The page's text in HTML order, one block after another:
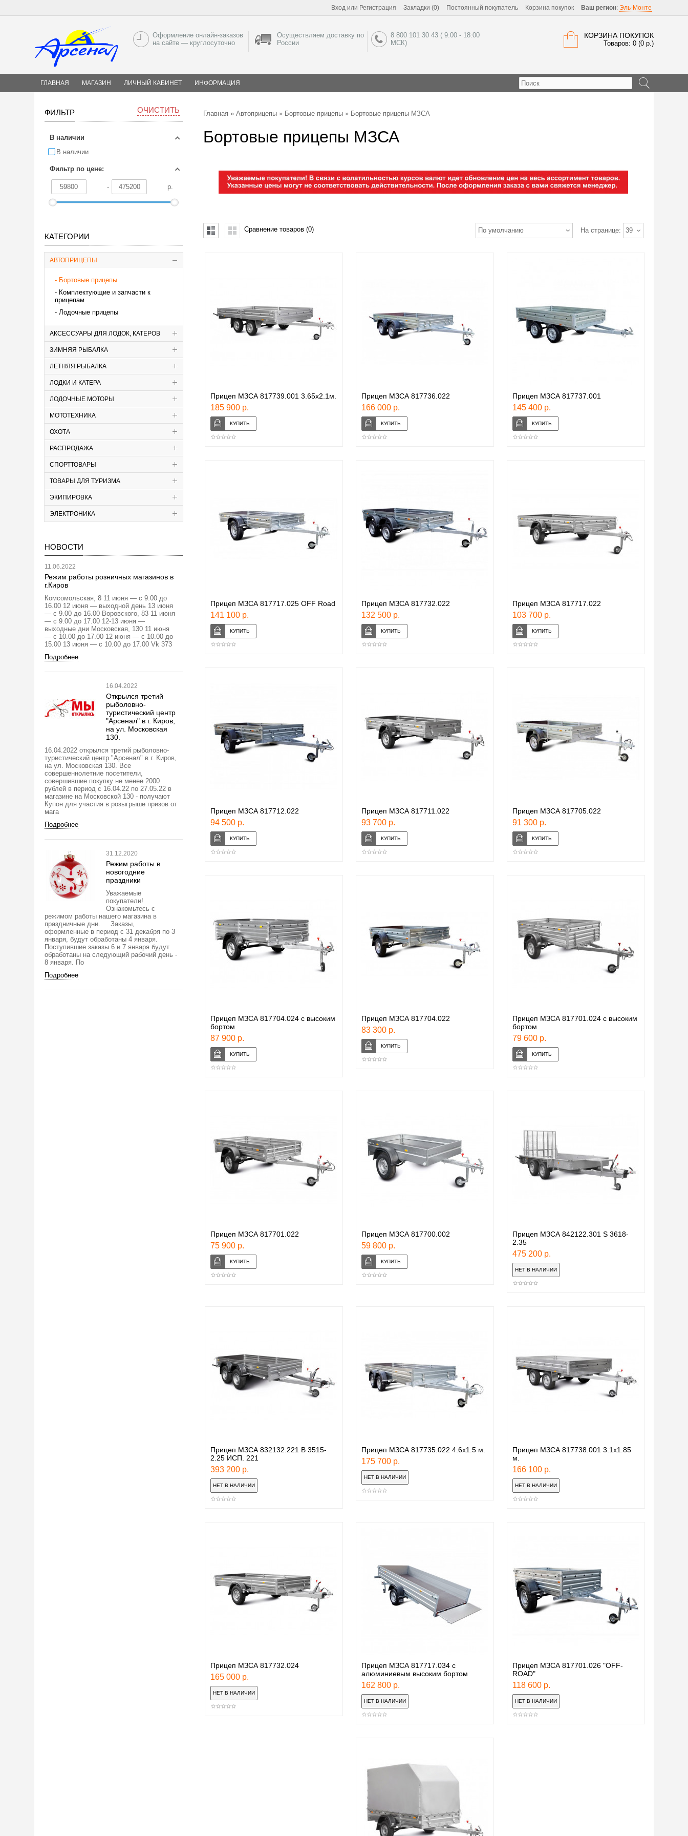
Вход или Регистрация Закладки (0) Постоянный покупатель Корзина покупок Ваш регион: Эль-Монте
КОРЗИНА ПОКУПОК
Товаров: 0 (0 р.)
Оформление онлайн-заказов
на сайте — круглосуточно
Осуществляем доставку по
России
8 800 101 30 43 ( 9:00 - 18:00
МСК)
ГЛАВНАЯ МАГАЗИН ЛИЧНЫЙ КАБИНЕТ ИНФОРМАЦИЯ
ФИЛЬТР ОЧИСТИТЬ
В наличии
В наличии
Фильтр по цене:
- р.
КАТЕГОРИИ
АВТОПРИЦЕПЫ
Бортовые прицепы
Комплектующие и запчасти к
прицепам
Лодочные прицепы
АКСЕССУАРЫ ДЛЯ ЛОДОК, КАТЕРОВ
ЗИМНЯЯ РЫБАЛКА
ЛЕТНЯЯ РЫБАЛКА
ЛОДКИ И КАТЕРА
ЛОДОЧНЫЕ МОТОРЫ
МОТОТЕХНИКА
ОХОТА
РАСПРОДАЖА
СПОРТТОВАРЫ
ТОВАРЫ ДЛЯ ТУРИЗМА
ЭКИПИРОВКА
ЭЛЕКТРОНИКА
НОВОСТИ
11.06.2022
Режим работы розничных магазинов в
г.Киров
Комсомольская, 8 11 июня — с 9.00 до
16.00 12 июня — выходной день 13 июня
— с 9.00 до 16.00 Воровского, 83 11 июня
— с 9.00 до 17.00 12-13 июня —
выходные дни Московская, 130 11 июня
— с 10.00 до 17.00 12 июня — с 10.00 до
15.00 13 июня — с 10.00 до 17.00 Vk 373
Подробнее
16.04.2022
Открылся третий
рыболовно-
туристический центр
"Арсенал" в г. Киров,
на ул. Московская
130.
16.04.2022 открылся третий рыболовно-
туристический центр "Арсенал" в г. Киров,
на ул. Московская 130. Все
совершеннолетние посетители,
совершившие покупку не менее 2000
рублей в период с 16.04.22 по 27.05.22 в
магазине на Московской 130 - получают
Купон для участия в розыгрыше призов от
мага
Подробнее
31.12.2020
Режим работы в
новогодние
праздники
Уважаемые
покупатели!
Ознакомьтесь с
режимом работы нашего магазина в
праздничные дни. Заказы,
оформленные в период с 31 декабря по 3
января, будут обработаны 4 января.
Поступившие заказы 6 и 7 января будут
обработаны на следующий рабочий день -
8 января. По
Подробнее
Главная » Автоприцепы » Бортовые прицепы » Бортовые прицепы МЗСА
Бортовые прицепы МЗСА
На странице: 39
По умолчанию
Сравнение товаров (0)
Прицеп МЗСА 817739.001 3.65x2.1м.
185 900 р.
Прицеп МЗСА 817736.022
166 000 р.
Прицеп МЗСА 817737.001
145 400 р.
Прицеп МЗСА 817717.025 OFF Road
141 100 р.
Прицеп МЗСА 817732.022
132 500 р.
Прицеп МЗСА 817717.022
103 700 р.
Прицеп МЗСА 817712.022
94 500 р.
Прицеп МЗСА 817711.022
93 700 р.
Прицеп МЗСА 817705.022
91 300 р.
Прицеп МЗСА 817704.024 с высоким
бортом
87 900 р.
Прицеп МЗСА 817704.022
83 300 р.
Прицеп МЗСА 817701.024 с высоким
бортом
79 600 р.
Прицеп МЗСА 817701.022
75 900 р.
Прицеп МЗСА 817700.002
59 800 р.
Прицеп МЗСА 842122.301 S 3618-
2.35
475 200 р.
Прицеп МЗСА 832132.221 B 3515-
2.25 ИСП. 221
393 200 р.
Прицеп МЗСА 817735.022 4.6x1.5 м.
175 700 р.
Прицеп МЗСА 817738.001 3.1x1.85
м.
166 100 р.
Прицеп МЗСА 817732.024
165 000 р.
Прицеп МЗСА 817717.034 с
алюминиевым высоким бортом
162 800 р.
Прицеп МЗСА 817701.026 "OFF-
ROAD"
118 600 р.